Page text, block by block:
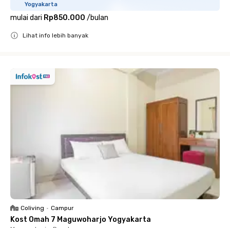
Yogyakarta
mulai dari Rp850.000 /bulan
Lihat info lebih banyak
Coliving • Campur
Kost Omah 7 Maguwoharjo Yogyakarta